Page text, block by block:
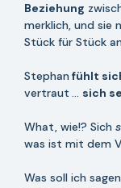
Beziehung
merklich, und sie
Stück für Stück
Stephan fühlt
vertraut ... sich
What, wie!? Sich
was ist mit dem
Was soll ich